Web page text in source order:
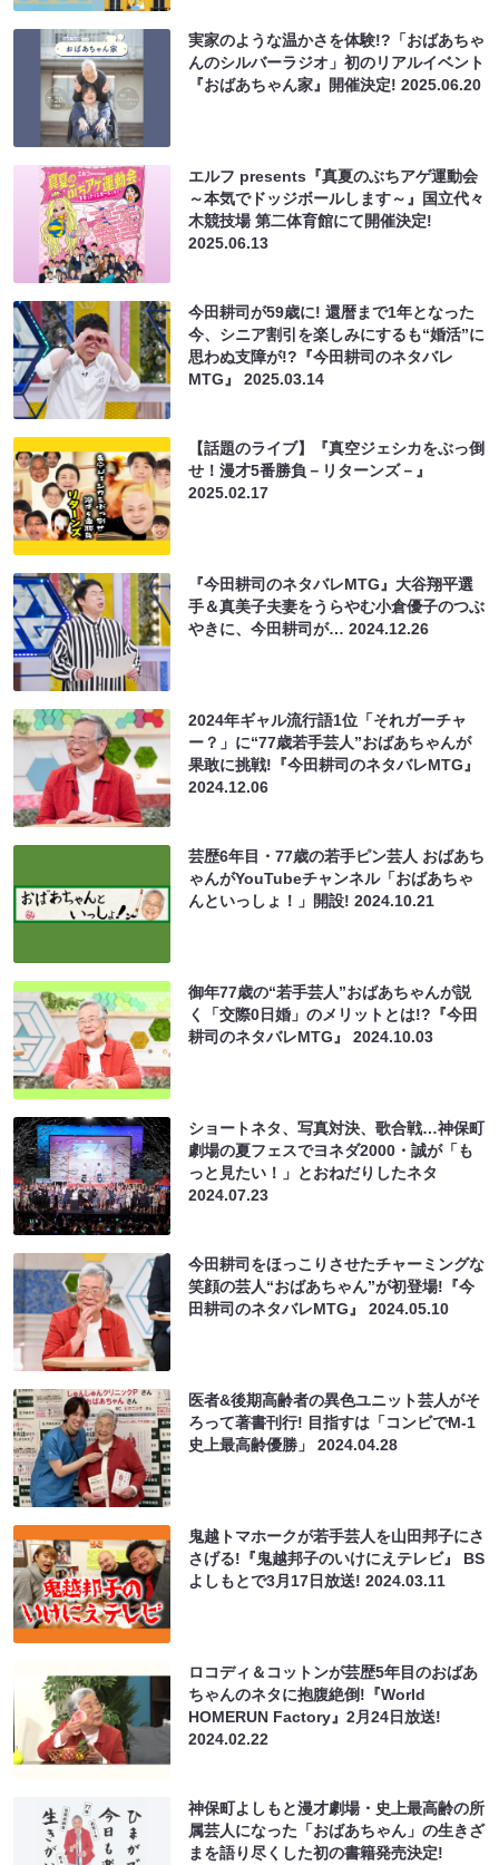
実家のような温かさを体験!?「おばあちゃ
んのシルバーラジオ」初のリアルイベント
『おばあちゃん家』開催決定!2025.06.20
エルフ presents『真夏のぶちアゲ運動会
～本気でドッジボールします～』国立代々
木競技場 第二体育館にて開催決定!
2025.06.13
今田耕司が59歳に! 還暦まで1年となった
今、シニア割引を楽しみにするも“婚活”に
思わぬ支障が!?『今田耕司のネタバレ
MTG』2025.03.14
【話題のライブ】『真空ジェシカをぶっ倒
せ！漫才5番勝負－リターンズ－』
2025.02.17
『今田耕司のネタバレMTG』大谷翔平選
手＆真美子夫妻をうらやむ小倉優子のつぶ
やきに、今田耕司が…2024.12.26
2024年ギャル流行語1位「それガーチャ
ー？」に“77歳若手芸人”おばあちゃんが
果敢に挑戦!『今田耕司のネタバレMTG』
2024.12.06
芸歴6年目・77歳の若手ピン芸人 おばあち
ゃんがYouTubeチャンネル「おばあちゃ
んといっしょ！」開設!2024.10.21
御年77歳の“若手芸人”おばあちゃんが説
く「交際0日婚」のメリットとは!?『今田
耕司のネタバレMTG』2024.10.03
ショートネタ、写真対決、歌合戦…神保町
劇場の夏フェスでヨネダ2000・誠が「も
っと見たい！」とおねだりしたネタ
2024.07.23
今田耕司をほっこりさせたチャーミングな
笑顔の芸人“おばあちゃん”が初登場!『今
田耕司のネタバレMTG』2024.05.10
医者&後期高齢者の異色ユニット芸人がそ
ろって著書刊行! 目指すは「コンビでM-1
史上最高齢優勝」2024.04.28
鬼越トマホークが若手芸人を山田邦子にさ
さげる!『鬼越邦子のいけにえテレビ』 BS
よしもとで3月17日放送!2024.03.11
ロコディ＆コットンが芸歴5年目のおばあ
ちゃんのネタに抱腹絶倒!『World
HOMERUN Factory』2月24日放送!
2024.02.22
神保町よしもと漫才劇場・史上最高齢の所
属芸人になった「おばあちゃん」の生きざ
まを語り尽くした初の書籍発売決定!